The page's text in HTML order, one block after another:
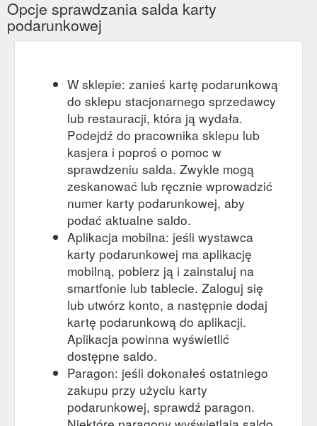
Opcje sprawdzania salda karty
podarunkowej
W sklepie: zanieś kartę podarunkową
do sklepu stacjonarnego sprzedawcy
lub restauracji, która ją wydała.
Podejdź do pracownika sklepu lub
kasjera i poproś o pomoc w
sprawdzeniu salda. Zwykle mogą
zeskanować lub ręcznie wprowadzić
numer karty podarunkowej, aby
podać aktualne saldo.
Aplikacja mobilna: jeśli wystawca
karty podarunkowej ma aplikację
mobilną, pobierz ją i zainstaluj na
smartfonie lub tablecie. Zaloguj się
lub utwórz konto, a następnie dodaj
kartę podarunkową do aplikacji.
Aplikacja powinna wyświetlić
dostępne saldo.
Paragon: jeśli dokonałeś ostatniego
zakupu przy użyciu karty
podarunkowej, sprawdź paragon.